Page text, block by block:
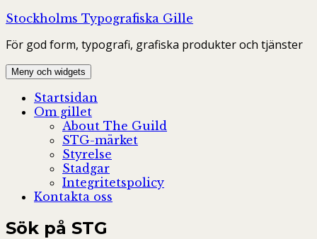
Hoppa
innehåll
Stockholms Typografiska Gille
För god form, typografi, grafiska produkter och tjänster
Meny och widgets
Startsidan
Om gillet
About The Guild
STG-märket
Styrelse
Stadgar
Integritetspolicy
Kontakta oss
Sök på STG